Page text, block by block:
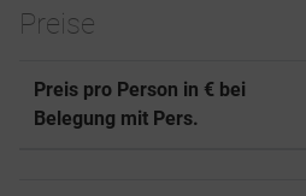
Preise
Preis pro Person in € bei
Belegung mit Pers.